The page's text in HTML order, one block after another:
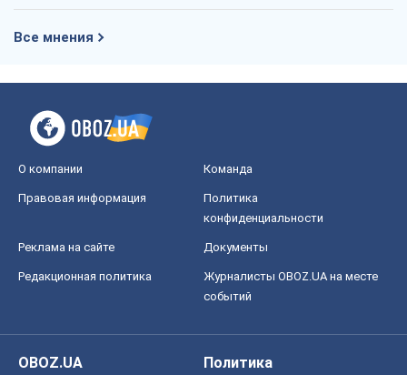
Все мнения
О компании Команда
Правовая информация
Политика
конфиденциальности
Реклама на сайте Документы
Редакционная политика
Журналисты OBOZ.UA на месте
событий
OBOZ.UA
Политика